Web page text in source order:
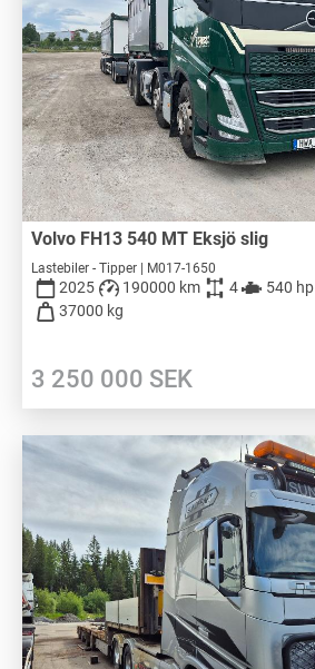
Volvo FH13 540 MT Eksjö slig
Lastebiler - Tipper | M017-1650
2025 190000 km 4 540 hp
37000 kg
3 250 000 SEK